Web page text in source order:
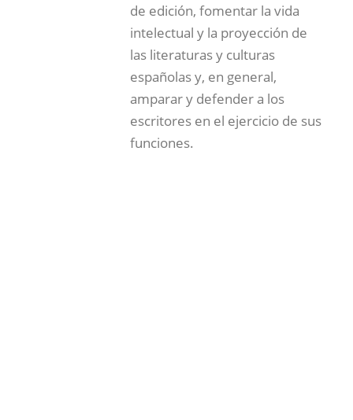
de edición, fomentar la vida
intelectual y la proyección de
las literaturas y culturas
españolas y, en general,
amparar y defender a los
escritores en el ejercicio de sus
funciones.